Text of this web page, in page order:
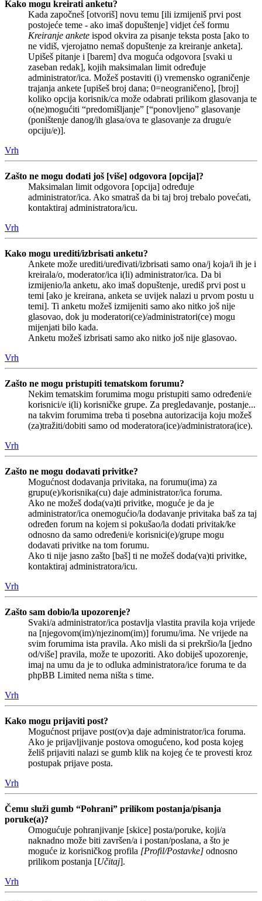
Kako mogu kreirati anketu?
Kada započneš [otvoriš] novu temu [ili izmijeniš prvi post
postojeće teme - ako imaš dopuštenje] vidjet ćeš formu
Kreiranje ankete ispod okvira za pisanje teksta posta [ako to
ne vidiš, vjerojatno nemaš dopuštenje za kreiranje anketa].
Upišeš pitanje i [barem] dva moguća odgovora [svaki u
zaseban redak], kojih maksimalan limit određuje
administrator/ica. Možeš postaviti (i) vremensko ograničenje
trajanja ankete [upišeš broj dana; 0=neograničeno], [broj]
koliko opcija korisnik/ca može odabrati prilikom glasovanja te
o(ne)mogućiti “predomišljanje” [“ponovljeno” glasovanje
(poništenje danog/ih glasa/ova te glasovanje za drugu/e
opciju/e)].
Vrh
Zašto ne mogu dodati još [više] odgovora [opcija]?
Maksimalan limit odgovora [opcija] određuje
administrator/ica. Ako smatraš da bi taj broj trebalo povećati,
kontaktiraj administratora/icu.
Vrh
Kako mogu urediti/izbrisati anketu?
Ankete može urediti/uređivati/izbrisati samo ona/j koja/i ih je i
kreirala/o, moderator/ica i(li) administrator/ica. Da bi
izmijenio/la anketu, ako imaš dopuštenje, urediš prvi post u
temi [ako je kreirana, anketa se uvijek nalazi u prvom postu u
temi]. Ti anketu možeš izmijeniti samo ako nitko još nije
glasovao, dok ju moderatori(ce)/administratori(ce) mogu
mijenjati bilo kada.
Anketu možeš izbrisati samo ako nitko još nije glasovao.
Vrh
Zašto ne mogu pristupiti tematskom forumu?
Nekim tematskim forumima mogu pristupiti samo određeni/e
korisnici/e i(li) korisničke grupe. Za pregledavanje, postanje...
na takvim forumima treba ti posebna autorizacija koju možeš
(za)tražiti/dobiti samo od moderatora(ice)/administratora(ice).
Vrh
Zašto ne mogu dodavati privitke?
Mogućnost dodavanja privitaka, na forumu(ima) za
grupu(e)/korisnika(cu) daje administrator/ica foruma.
Ako ne možeš doda(va)ti privitke, moguće je da je
administrator/ica onemogućio/la dodavanje privitaka baš za taj
određen forum na kojem si pokušao/la dodati privitak/ke
odnosno da samo određeni/e korisnici(e)/grupe mogu
dodavati privitke na tom forumu.
Ako ti nije jasno zašto [baš] ti ne možeš doda(va)ti privitke,
kontaktiraj administratora/icu.
Vrh
Zašto sam dobio/la upozorenje?
Svaki/a administrator/ica postavlja vlastita pravila koja vrijede
na [njegovom(im)/njezinom(im)] forumu/ima. Ne vrijede na
svim forumima ista pravila. Ako misli da si prekršio/la [jedno
od/više] pravila, može te upozoriti. Ako dobiješ upozorenje,
imaj na umu da je to odluka administratora/ice foruma te da
phpBB Limited nema ništa s time.
Vrh
Kako mogu prijaviti post?
Mogućnost prijave post(ov)a daje administrator/ica foruma.
Ako je prijavljivanje postova omogućeno, kod posta kojeg
želiš prijaviti nalazi se gumb klik na kojeg će te provesti kroz
postupak prijave posta.
Vrh
Čemu služi gumb “Pohrani” prilikom postanja/pisanja
poruke(a)?
Omogućuje pohranjivanje [skice] posta/poruke, koji/a
naknadno može biti završen/a i postan/poslana, a što je
moguće iz korisničkog profila [Profil/Postavke] odnosno
prilikom postanja [Učitaj].
Vrh